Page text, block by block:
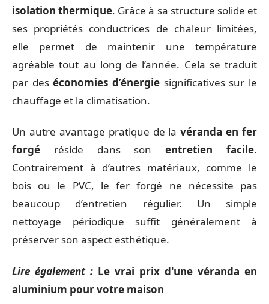
isolation thermique. Grâce à sa structure solide et
ses propriétés conductrices de chaleur limitées,
elle permet de maintenir une température
agréable tout au long de l’année. Cela se traduit
par deséconomies d’énergie significatives sur le
chauffage et la climatisation.
Un autre avantage pratique de lavéranda en fer
forgé réside dans sonentretien facile.
Contrairement à d’autres matériaux, comme le
bois ou le PVC, le fer forgé ne nécessite pas
beaucoup d’entretien régulier. Un simple
nettoyage périodique suffit généralement à
préserver son aspect esthétique.
Lire également : Le vrai prix d'une véranda en
aluminium pour votre maison